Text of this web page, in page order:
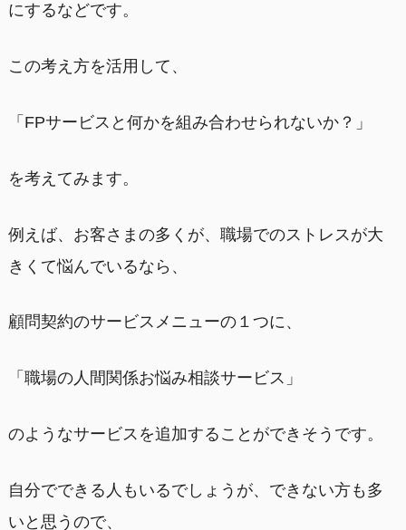
にするなどです。
この考え方を活用して、
「FPサービスと何かを組み合わせられないか？」
を考えてみます。
例えば、お客さまの多くが、職場でのストレスが大
きくて悩んでいるなら、
顧問契約のサービスメニューの１つに、
「職場の人間関係お悩み相談サービス」
のようなサービスを追加することができそうです。
自分でできる人もいるでしょうが、できない方も多
いと思うので、